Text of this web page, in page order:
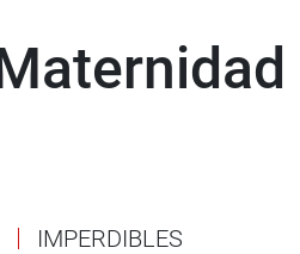
IMPERDIBLES